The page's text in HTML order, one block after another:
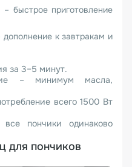
быстрое приготовление
к завтракам и
за 3–5 минут.
– минимум масла,
всего 1500 Вт
пончики одинаково
для пончиков